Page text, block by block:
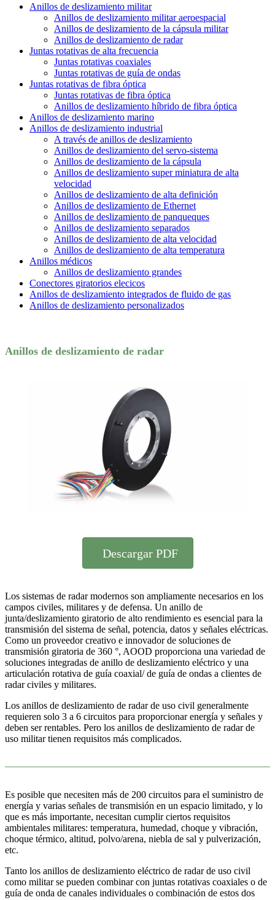
Anillos de deslizamiento militar
Anillos de deslizamiento militar aeroespacial
Anillos de deslizamiento de la cápsula militar
Anillos de deslizamiento de radar
Juntas rotativas de alta frecuencia
Juntas rotativas coaxiales
Juntas rotativas de guía de ondas
Juntas rotativas de fibra óptica
Juntas rotativas de fibra óptica
Anillos de deslizamiento híbrido de fibra óptica
Anillos de deslizamiento marino
Anillos de deslizamiento industrial
A través de anillos de deslizamiento
Anillos de deslizamiento del servo-sistema
Anillos de deslizamiento de la cápsula
Anillos de deslizamiento super miniatura de alta
velocidad
Anillos de deslizamiento de alta definición
Anillos de deslizamiento de Ethernet
Anillos de deslizamiento de panqueques
Anillos de deslizamiento separados
Anillos de deslizamiento de alta velocidad
Anillos de deslizamiento de alta temperatura
Anillos médicos
Anillos de deslizamiento grandes
Conectores giratorios elecicos
Anillos de deslizamiento integrados de fluido de gas
Anillos de deslizamiento personalizados
Anillos de deslizamiento de radar
Descargar PDF
Los sistemas de radar modernos son ampliamente necesarios en los
campos civiles, militares y de defensa. Un anillo de
junta/deslizamiento giratorio de alto rendimiento es esencial para la
transmisión del sistema de señal, potencia, datos y señales eléctricas.
Como un proveedor creativo e innovador de soluciones de
transmisión giratoria de 360 ​​°, AOOD proporciona una variedad de
soluciones integradas de anillo de deslizamiento eléctrico y una
articulación rotativa de guía coaxial/ de guía de ondas a clientes de
radar civiles y militares.
Los anillos de deslizamiento de radar de uso civil generalmente
requieren solo 3 a 6 circuitos para proporcionar energía y señales y
deben ser rentables. Pero los anillos de deslizamiento de radar de
uso militar tienen requisitos más complicados.
Es posible que necesiten más de 200 circuitos para el suministro de
energía y varias señales de transmisión en un espacio limitado, y lo
que es más importante, necesitan cumplir ciertos requisitos
ambientales militares: temperatura, humedad, choque y vibración,
choque térmico, altitud, polvo/arena, niebla de sal y pulverización,
etc.
Tanto los anillos de deslizamiento eléctrico de radar de uso civil
como militar se pueden combinar con juntas rotativas coaxiales o de
guía de onda de canales individuales o combinación de estos dos